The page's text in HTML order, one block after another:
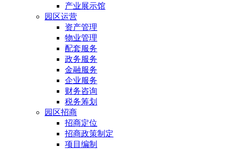
产业展示馆
园区运营
资产管理
物业管理
配套服务
政务服务
金融服务
企业服务
财务咨询
税务筹划
园区招商
招商定位
招商政策制定
项目编制